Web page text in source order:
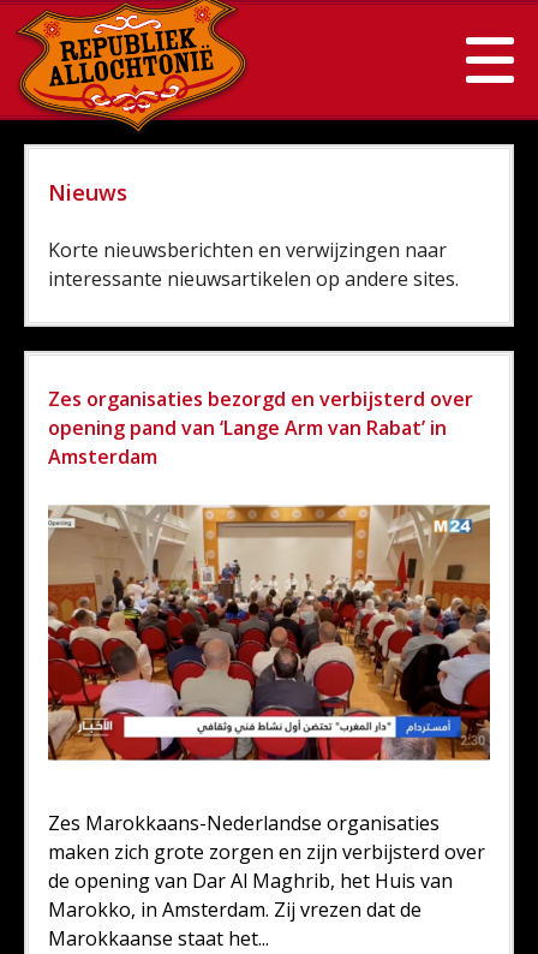
Nieuws
Korte nieuwsberichten en verwijzingen naar
interessante nieuwsartikelen op andere sites.
Zes organisaties bezorgd en verbijsterd over
opening pand van ‘Lange Arm van Rabat’ in
Amsterdam
Zes Marokkaans-Nederlandse organisaties
maken zich grote zorgen en zijn verbijsterd over
de opening van Dar Al Maghrib, het Huis van
Marokko, in Amsterdam. Zij vrezen dat de
Marokkaanse staat het...